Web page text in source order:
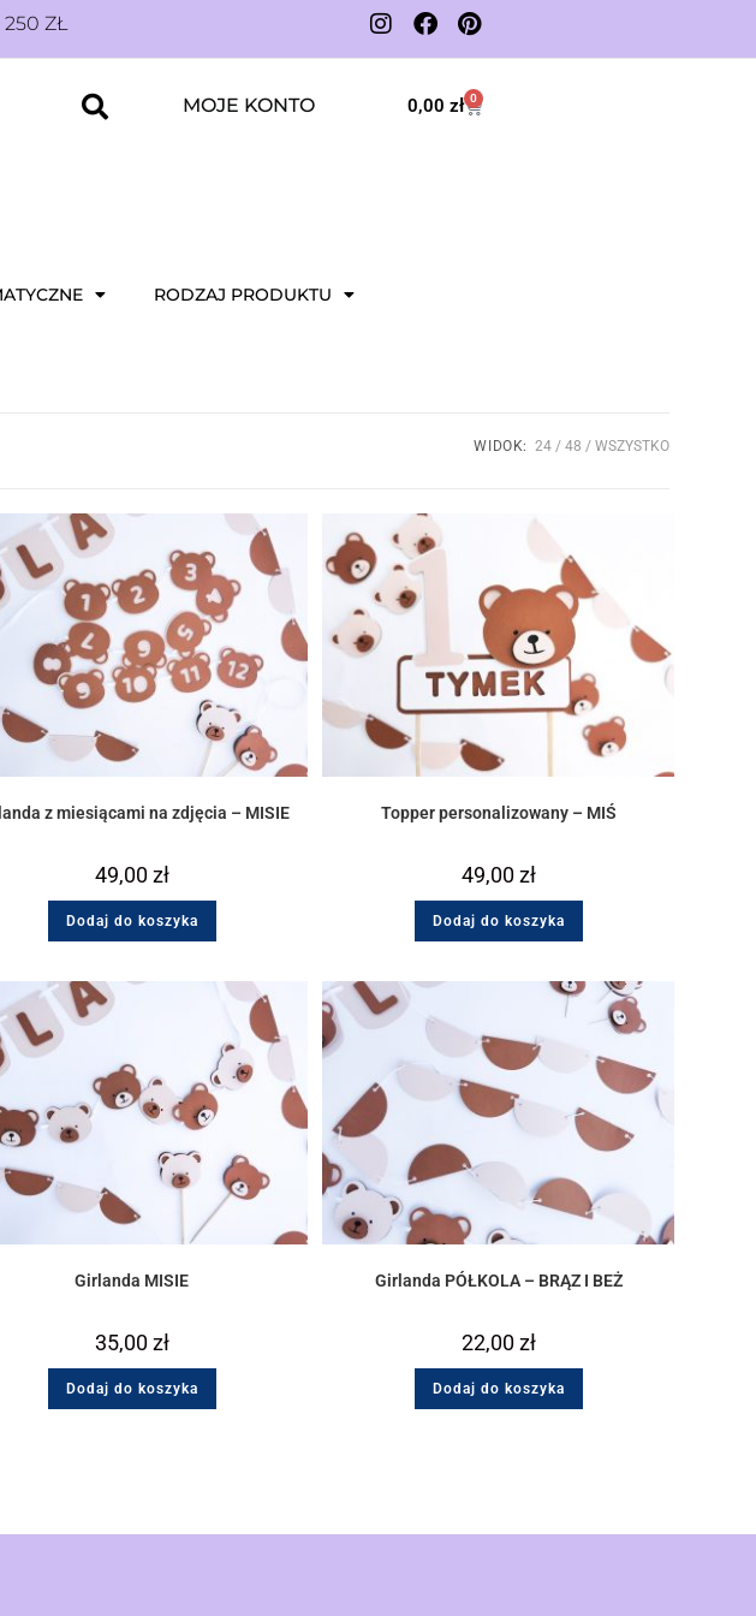
250 ZŁ
MOJE KONTO 0,00 zł 0
RODZAJ PRODUKTU
WIDOK: 24 48 WSZYSTKO
z miesiącami na zdjęcia – MISIE
49,00zł
Dodaj do koszyka
Topper personalizowany – MIŚ
49,00zł
Dodaj do koszyka
Girlanda MISIE
35,00zł
Dodaj do koszyka
Girlanda PÓŁKOLA – BRĄZ I BEŻ
22,00zł
Dodaj do koszyka